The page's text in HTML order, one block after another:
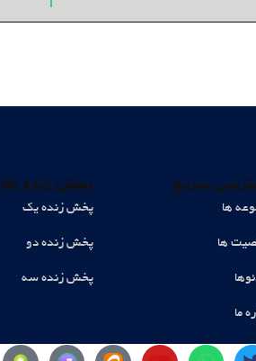
سریع
ها
ها
ما
پخش زنده ها
پخش زنده یک
پخش زنده دو
پخش زنده سه
T
W
Y